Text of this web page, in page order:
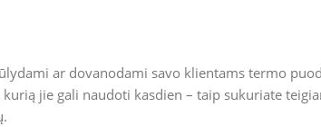
ar dovanodami savo klientams termo
jie gali naudoti kasdien – taip sukuriate